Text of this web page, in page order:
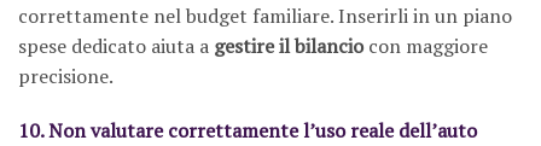
correttamente nel budget familiare. Inserirli in un piano
spese dedicato aiuta a gestire il bilanciocon maggiore
precisione.
10. Non valutare correttamente l’uso reale dell’auto